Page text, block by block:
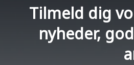
Tilmeld dig
nyheder,